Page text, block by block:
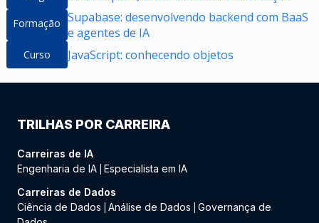
Formação Supabase: desenvolvendo backend com BaaS
e agentes de IA
Curso JavaScript: conhecendo objetos
TRILHAS POR CARREIRA
Carreiras de IA
Engenharia de IA Especialista em IA
Carreiras de Dados
Ciência de Dados
Análise de Dados
Governança de